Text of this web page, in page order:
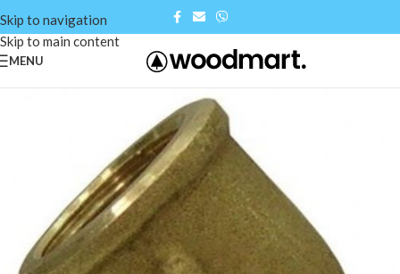
Skip to navigation
Skip to main content
MENU